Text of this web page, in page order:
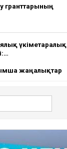
гранттарының
үкіметаралық
жаңалықтар